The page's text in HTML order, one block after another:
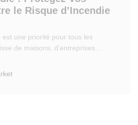
le Risque d’Incendie
est une priorité pour tous les
de maisons, d’entreprises…